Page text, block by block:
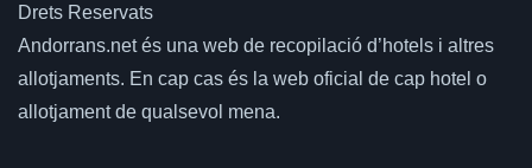
Drets Reservats
Andorrans.net és una web de recopilació d’hotels i altres
allotjaments. En cap cas és la web oficial de cap hotel o
allotjament de qualsevol mena.